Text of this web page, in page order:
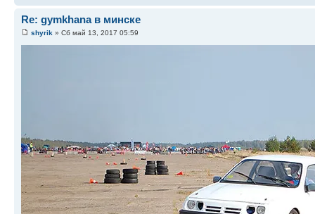
Re: gymkhana в минске
shyrik » Сб май 13, 2017 05:59